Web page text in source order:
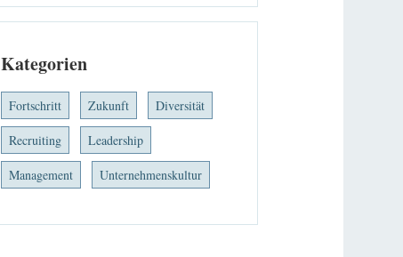
Kategorien
Fortschritt Zukunft Diversität
Recruiting Leadership
Management Unternehmenskultur